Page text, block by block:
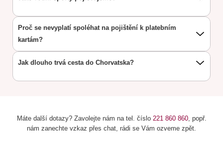
Proč se nevyplatí spoléhat na pojištění k platebním
kartám?
Jak dlouho trvá cesta do Chorvatska?
Máte další dotazy? Zavolejte nám na tel. číslo 221 860 860, popř.
nám zanechte vzkaz přes chat, rádi se Vám ozveme zpět.